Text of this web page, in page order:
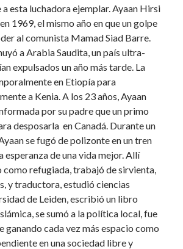
esta luchadora ejemplar. Ayaan Hirsi
1969, el mismo año en que un golpe
al comunista Mamad Siad Barre.
a Arabia Saudita, un país ultra-
expulsados un año más tarde. La
en Etiopía para
a Kenia. A los 23 años, Ayaan
por su padre que un primo
desposarla en Canadá. Durante un
se fugó de polizonte en un tren
esperanza de una vida mejor. Allí
refugiada, trabajó de sirvienta,
y traductora, estudió ciencias
de Leiden, escribió un libro
se sumó a la política local, fue
ganando cada vez más espacio como
en una sociedad libre y